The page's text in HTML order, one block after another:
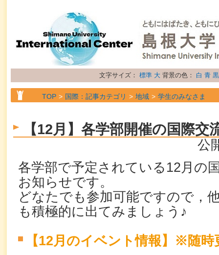
文字サイズ： 標準 大 背景の色： 白 青 黒
TOP 国際：記事カテゴリ 地域 学生のみなさま
TOP 国際：記事カテゴリ 属性 お知らせ
【12月】各学部開催の国際交
公
各学部で予定されている12月の
お知らせです。
どなたでも参加可能ですので，
も積極的に出てみましょう♪
【12月のイベント情報】※随